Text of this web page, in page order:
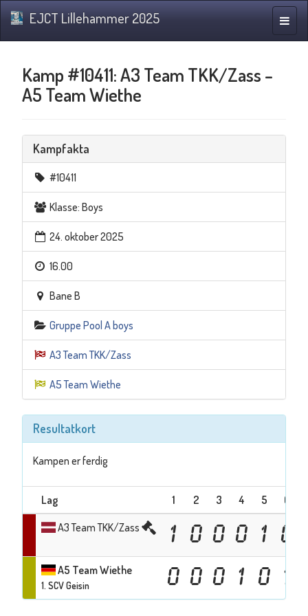
EJCT Lillehammer 2025
Kamp #10411: A3 Team TKK/Zass –
A5 Team Wiethe
Kampfakta
#10411
Klasse: Boys
24. oktober 2025
16.00
Bane B
Gruppe Pool A boys
A3 Team TKK/Zass
A5 Team Wiethe
Resultatkort
Kampen er ferdig
Lag 1 2 3 4 5 6
A3 Team TKK/Zass
1 0 0 0 1 0
A5 Team Wiethe
1. SCV Geisin 0 0 0 1 0 1